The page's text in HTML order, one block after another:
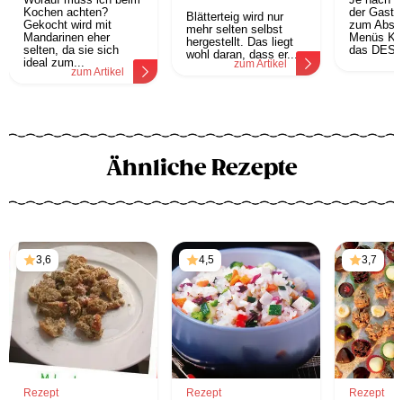
Kochen achten?
Gekocht wird mit
Mandarinen eher
selten, da sie sich
ideal zum...
zum Artikel
Blätterteig wird nur
mehr selten selbst
hergestellt. Das liegt
wohl daran, dass er...
zum Artikel
der
zum
Menüs
das
Ähnliche Rezepte
3,6
Rezept
4,5
Rezept
3,7
Rezept